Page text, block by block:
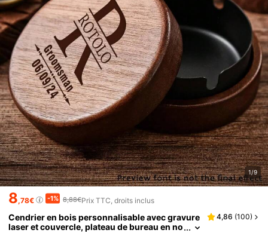
1/9
8,78€ -1% 8,88€Prix TTC, droits inclus
Cendrier en bois personnalisable avec gravure
laser et couvercle, plateau de bureau en no
4,86 (100)